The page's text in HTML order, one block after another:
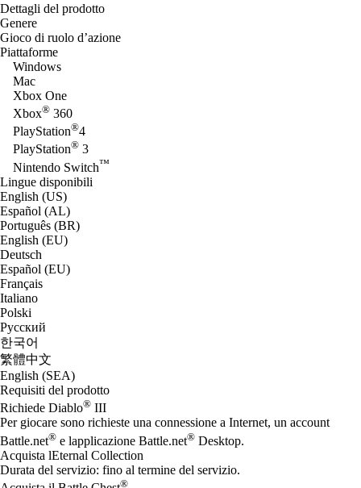
Dettagli del prodotto
Genere
Gioco di ruolo d’azione
Piattaforme
Windows
Mac
Xbox One
Xbox® 360
PlayStation®4
PlayStation® 3
Nintendo Switch™
Lingue disponibili
English (US)
Español (AL)
Português (BR)
English (EU)
Deutsch
Español (EU)
Français
Italiano
Polski
Русский
한국어
繁體中文
English (SEA)
Requisiti del prodotto
Richiede Diablo® III
Per giocare sono richieste una connessione a Internet, un account
Battle.net® e lapplicazione Battle.net® Desktop.
Acquista lEternal Collection
Durata del servizio: fino al termine del servizio.
®